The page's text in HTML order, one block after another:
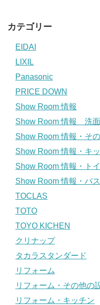
カテゴリー
EIDAI
LIXIL
Panasonic
PRICE DOWN
Show Room 情報
Show Room 情報 洗
Show Room 情報・そ
Show Room 情報・キ
Show Room 情報・ト
Show Room 情報・バス
TOCLAS
TOTO
TOYO KICHEN
クリナップ
タカラスタンダード
リフォーム
リフォーム・その他の
リフォーム・キッチン